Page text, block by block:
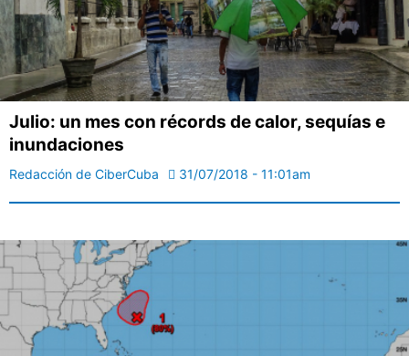
Julio: un mes con récords de calor, sequías e
inundaciones
Redacción de CiberCuba 31/07/2018 - 11:01am